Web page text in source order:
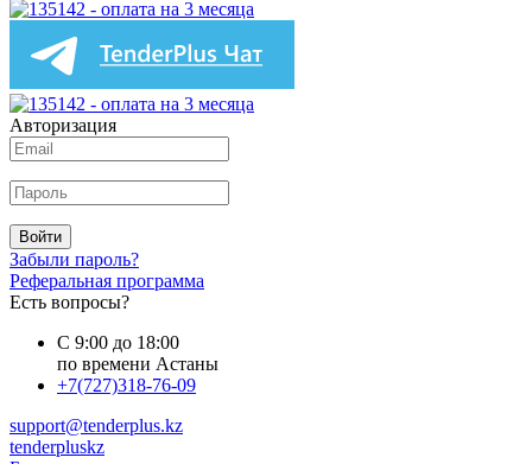
Авторизация
Войти
Забыли пароль?
Реферальная программа
Есть вопросы?
С 9:00 до 18:00
по времени Астаны
+7(727)318-76-09
support@tenderplus.kz
tenderpluskz